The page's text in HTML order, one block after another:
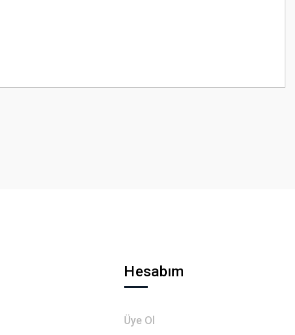
Hesabım
Üye Ol